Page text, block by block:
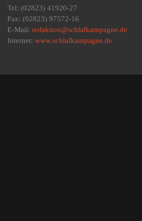
Tel: (02823) 41920-27
Fax: (02823) 97572-16
E-Mail: redaktion@schlafkampagne.de
Internet: www.schlafkampagne.de